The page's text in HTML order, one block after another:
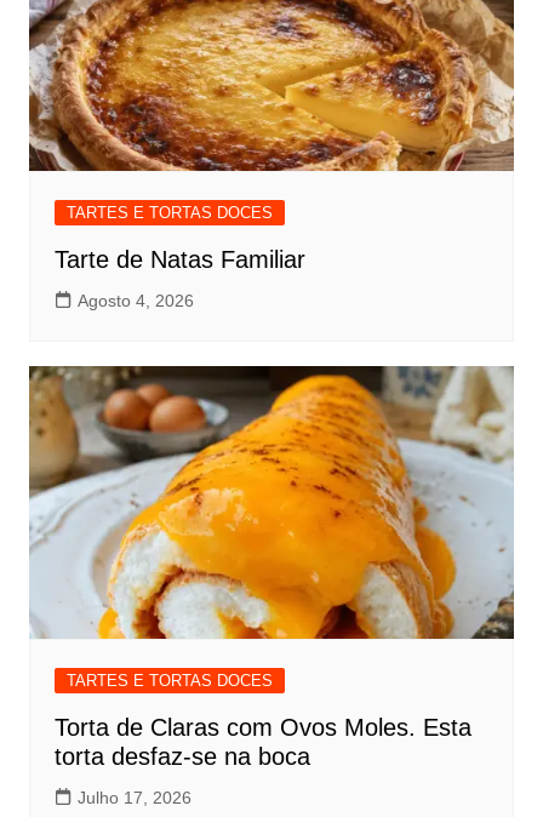
TARTES E TORTAS DOCES
Tarte de Natas Familiar
Agosto 4, 2026
TARTES E TORTAS DOCES
Torta de Claras com Ovos Moles. Esta
torta desfaz-se na boca
Julho 17, 2026